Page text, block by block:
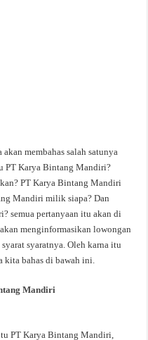
membahas salah satunya
PT Karya Bintang Mandiri?
PT Karya Bintang Mandiri
Mandiri milik siapa? Dan
semua pertanyaan itu akan di
menginformasikan lowongan
syaratnya. Oleh karna itu
kita bahas di bawah ini.
Mandiri
PT Karya Bintang Mandiri,